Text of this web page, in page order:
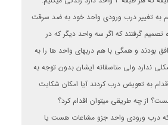
به تغییر درب ورودی واحد خود به ضد سرقت
گرفتند که اگر سه واحد دیگر که در
بودند و همگی با هم دربهای واحد ها را به
ندارد ولی متاسفانه ایشان بدون توجه به
اقدام به تعویض درب کردند آیا امکان شکایت
از چه طریقی میتوان اقدام کرد؟
درب ورودی واحد جزو مشاعات هست یا